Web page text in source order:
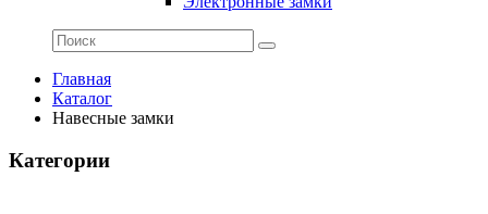
Главная
Каталог
Навесные замки
Категории